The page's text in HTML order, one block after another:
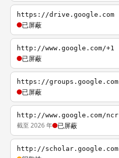
https://drive.google.com
已屏蔽
http://www.google.com/+1
已屏蔽
https://groups.google.com
已屏蔽
http://www.google.com/ncr
截至 2026 年 已屏蔽
http://scholar.google.com